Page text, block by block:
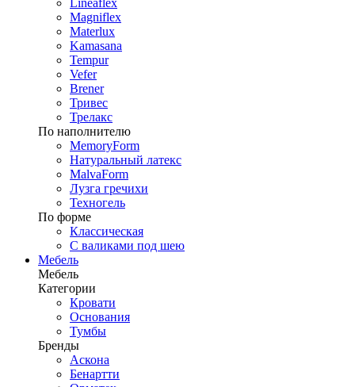
Lineaflex
Magniflex
Materlux
Kamasana
Tempur
Vefer
Brener
Тривес
Трелакс
По наполнителю
MemoryForm
Натуральный латекс
MalvaForm
Лузга гречихи
Техногель
По форме
Классическая
С валиками под шею
Мебель
Мебель
Категории
Кровати
Основания
Тумбы
Бренды
Аскона
Бенартти